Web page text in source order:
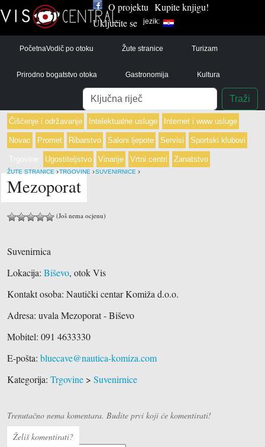
O projektu Kupite knjigu!
Uključite se
jezik:
PočetnaVodič po otoku Žute stranice Turizam
Prirodno bogatstvo otoka Gastronomija Kultura
Pretraga
Traži
Čišćenje i održavanje Intelektualne usluge Internet i www usluge
Novac Promet Ribarstvo Saloni ljepote Servisi Sportski klubovi
Ugostiteljstvo Vinarije Vrtni centri Zanatstvo
ŽUTE STRANICE ›TRGOVINE ›SUVENIRNICE ›
Mezoporat
(Još nema ocjenu)
Suvenirnica
Lokacija: Biševo, otok Vis
Kontakt osoba: Nautički centar Komiža d.o.o.
Adresa: uvala Mezoporat - Biševo
Mobitel: 091 4633330
E-pošta: bluecave@nautica-komiza.com
Kategorija: Trgovine > Suvenirnice
Trenutačno nema komentara. Budite prvi koji će komentirati!
Želiš komentirati?